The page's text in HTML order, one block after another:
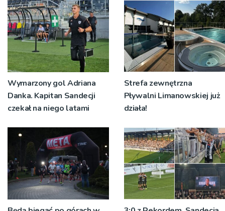
Wymarzony gol Adriana
Danka. Kapitan Sandecji
czekał na niego latami
Strefa zewnętrzna
Pływalni Limanowskiej już
działa!